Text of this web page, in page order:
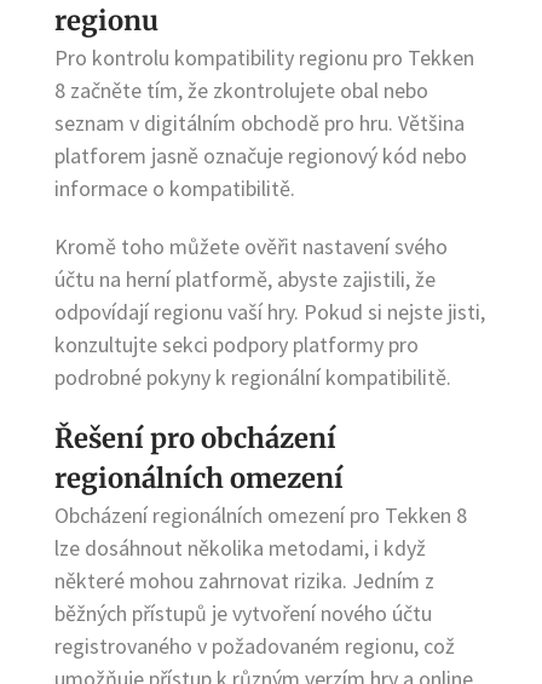
regionu
Pro kontrolu kompatibility regionu pro Tekken
8 začněte tím, že zkontrolujete obal nebo
seznam v digitálním obchodě pro hru. Většina
platforem jasně označuje regionový kód nebo
informace o kompatibilitě.
Kromě toho můžete ověřit nastavení svého
účtu na herní platformě, abyste zajistili, že
odpovídají regionu vaší hry. Pokud si nejste jisti,
konzultujte sekci podpory platformy pro
podrobné pokyny k regionální kompatibilitě.
Řešení pro obcházení
regionálních omezení
Obcházení regionálních omezení pro Tekken 8
lze dosáhnout několika metodami, i když
některé mohou zahrnovat rizika. Jedním z
běžných přístupů je vytvoření nového účtu
registrovaného v požadovaném regionu, což
umožňuje přístup k různým verzím hry a online